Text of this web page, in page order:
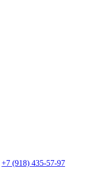
+7 (918) 435-57-97